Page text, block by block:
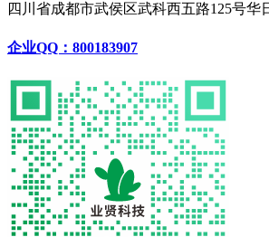
四川省成都市武侯区武科西五路125号华
企业QQ：800183907